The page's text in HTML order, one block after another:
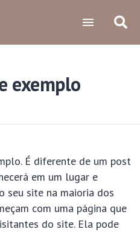
exemplo
É diferente de um post
em um lugar e
seu site na maioria dos
com uma página que
do site. Ela pode